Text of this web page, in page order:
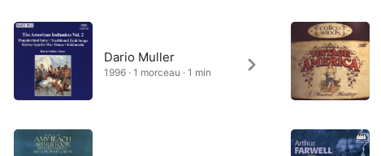
Dario Muller
1996 · 1 morceau · 1 min